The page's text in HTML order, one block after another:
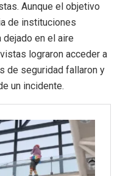
Aunque el objetivo
de instituciones
dejado en el aire
lograron acceder a
de seguridad fallaron y
un incidente.